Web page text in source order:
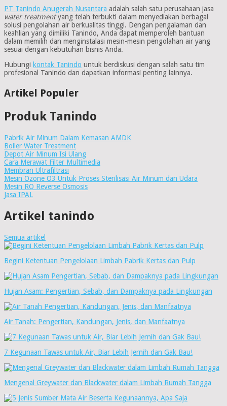
PT Tanindo Anugerah Nusantara adalah salah satu perusahaan jasa
water treatmentyang telah terbukti dalam menyediakan berbagai
solusi pengolahan air berkualitas tinggi. Dengan pengalaman dan
keahlian yang dimiliki Tanindo, Anda dapat memperoleh bantuan
dalam memilih dan menginstalasi mesin-mesin pengolahan air yang
sesuai dengan kebutuhan bisnis Anda.
Hubungi kontak Tanindo untuk berdiskusi dengan salah satu tim
profesional Tanindo dan dapatkan informasi penting lainnya.
Artikel Populer
Produk Tanindo
Pabrik Air Minum Dalam Kemasan AMDK
Boiler Water Treatment
Depot Air Minum Isi Ulang
Cara Merawat Filter Multimedia
Membran Ultrafiltrasi
Mesin Ozone O3 Untuk Proses Sterilisasi Air Minum dan Udara
Mesin RO Reverse Osmosis
Jasa IPAL
Artikel tanindo
Semua artikel
Begini Ketentuan Pengelolaan Limbah Pabrik Kertas dan Pulp
Hujan Asam: Pengertian, Sebab, dan Dampaknya pada Lingkungan
Air Tanah: Pengertian, Kandungan, Jenis, dan Manfaatnya
7 Kegunaan Tawas untuk Air, Biar Lebih Jernih dan Gak Bau!
Mengenal Greywater dan Blackwater dalam Limbah Rumah Tangga